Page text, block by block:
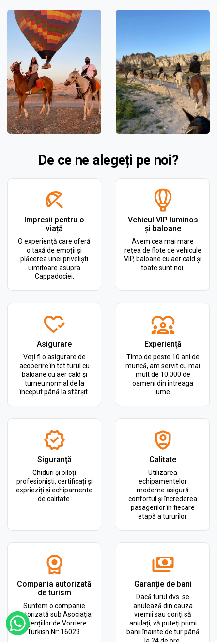
De ce ne alegeți pe noi?
Impresii pentru o
viață
O experiență care oferă
o taxă de emoții și
plăcerea unei priveliști
uimitoare asupra
Cappadociei.
Vehicul VIP luminos
și baloane
Avem cea mai mare
rețea de flote de vehicule
VIP, baloane cu aer cald și
toate sunt noi.
Asigurare
Veți fi o asigurare de
acoperire în tot turul cu
baloane cu aer cald și
turneu normal de la
început până la sfârșit.
Experienţă
Timp de peste 10 ani de
muncă, am servit cu mai
mult de 10.000 de
oameni din întreaga
lume.
Siguranţă
Ghiduri și piloți
profesioniști, certificați și
exprieziți și echipamente
de calitate.
Calitate
Utilizarea
echipamentelor
moderne asigură
confortul și încrederea
pasagerilor în fiecare
etapă a tururilor.
Compania autorizată
de turism
Suntem o companie
autorizată sub Asociația
Agențiilor de Vorriere
Turkish Nr: 16029.
Garanție de bani
Dacă turul dvs. se
anulează din cauza
vremii sau doriți să
anulați, vă puteți primi
banii înainte de tur până